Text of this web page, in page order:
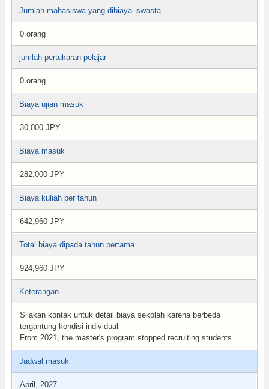
Jumlah mahasiswa yang dibiayai swasta
0 orang
jumlah pertukaran pelajar
0 orang
Biaya ujian masuk
30,000 JPY
Biaya masuk
282,000 JPY
Biaya kuliah per tahun
642,960 JPY
Total biaya dipada tahun pertama
924,960 JPY
Keterangan
Silakan kontak untuk detail biaya sekolah karena berbeda
tergantung kondisi individual
From 2021, the master's program stopped recruiting students.
Jadwal masuk
April, 2027